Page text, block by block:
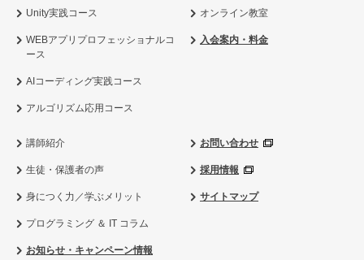
Unity実践コース
WEBアプリプロフェッショナルコ
ース
AIコーディング実践コース
アルゴリズム応用コース
オンライン教室
入会案内・料金
講師紹介
生徒・保護者の声
身につく力／学ぶメリット
プログラミング ＆ IT コラム
お知らせ・キャンペーン情報
お問い合わせ
採用情報
サイトマップ